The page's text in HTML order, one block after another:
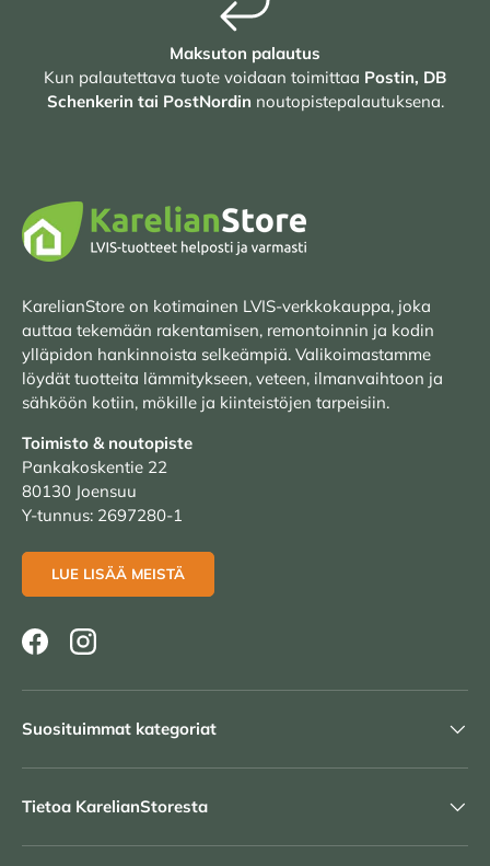
Maksuton palautus
Kun palautettava tuote voidaan toimittaa Postin, DB
Schenkerin tai PostNordin noutopistepalautuksena.
KarelianStore on kotimainen LVIS-verkkokauppa, joka
auttaa tekemään rakentamisen, remontoinnin ja kodin
ylläpidon hankinnoista selkeämpiä. Valikoimastamme
löydät tuotteita lämmitykseen, veteen, ilmanvaihtoon ja
sähköön kotiin, mökille ja kiinteistöjen tarpeisiin.
Toimisto & noutopiste
Pankakoskentie 22
80130 Joensuu
Y-tunnus: 2697280-1
LUE LISÄÄ MEISTÄ
FacebookInstagram
Suosituimmat kategoriat
Tietoa KarelianStoresta